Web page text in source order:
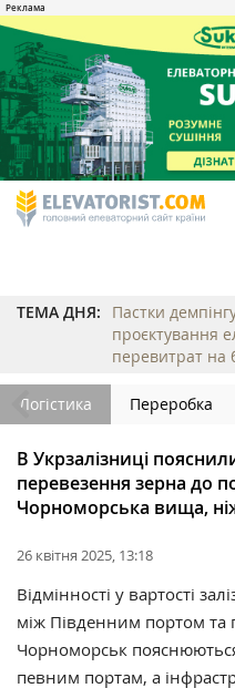
ТЕМА ДНЯ:
Пастки
проєктування
перевитрат на
Логістика Переробка
В Укрзалізниці
перевезення зерна до
Чорноморська вища,
26 квітня 2025, 13:18
Відмінності у вартості
між Південним портом та
Чорноморськ
певним портам, а